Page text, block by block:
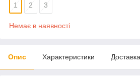
1 2 3
Немає в наявності
Опис Характеристики Доставка